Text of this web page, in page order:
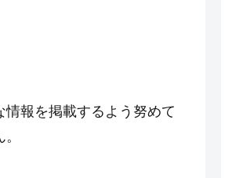
報を掲載するよう努めて